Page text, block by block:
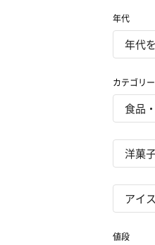
年代
カテゴリー
値段